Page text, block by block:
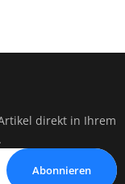
direkt in Ihrem
Abonnieren